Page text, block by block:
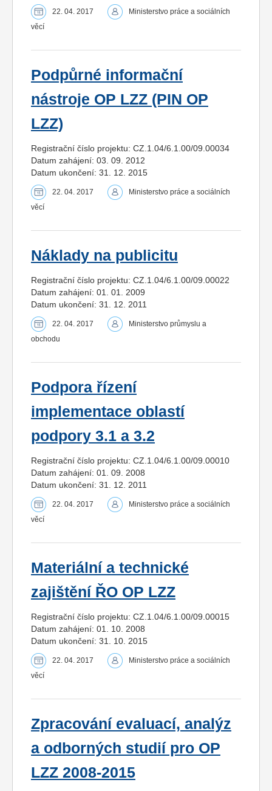
22. 04. 2017
Ministerstvo práce a sociálních
věcí
Podpůrné informační
nástroje OP LZZ (PIN OP
LZZ)
Registrační číslo projektu: CZ.1.04/6.1.00/09.00034
Datum zahájení: 03. 09. 2012
Datum ukončení: 31. 12. 2015
22. 04. 2017
Ministerstvo práce a sociálních
věcí
Náklady na publicitu
Registrační číslo projektu: CZ.1.04/6.1.00/09.00022
Datum zahájení: 01. 01. 2009
Datum ukončení: 31. 12. 2011
22. 04. 2017
Ministerstvo průmyslu a
obchodu
Podpora řízení
implementace oblastí
podpory 3.1 a 3.2
Registrační číslo projektu: CZ.1.04/6.1.00/09.00010
Datum zahájení: 01. 09. 2008
Datum ukončení: 31. 12. 2011
22. 04. 2017
Ministerstvo práce a sociálních
věcí
Materiální a technické
zajištění ŘO OP LZZ
Registrační číslo projektu: CZ.1.04/6.1.00/09.00015
Datum zahájení: 01. 10. 2008
Datum ukončení: 31. 10. 2015
22. 04. 2017
Ministerstvo práce a sociálních
věcí
Zpracování evaluací, analýz
a odborných studií pro OP
LZZ 2008-2015